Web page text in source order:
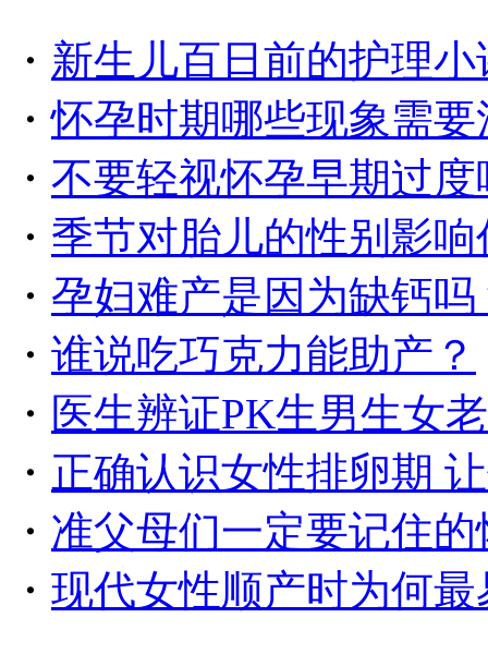
・ 新生儿百日前的护理小
・怀孕时期哪些现象需要
・ 不要轻视怀孕早期过度
・ 季节对胎儿的性别影响
・ 孕妇难产是因为缺钙吗
・ 谁说吃巧克力能助产？
・ 医生辨证PK生男生女
・ 正确认识女性排卵期
・ 准父母们一定要记住
・ 现代女性顺产时为何最